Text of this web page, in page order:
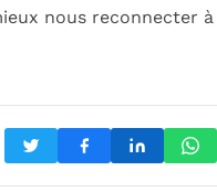
nous reconnecter